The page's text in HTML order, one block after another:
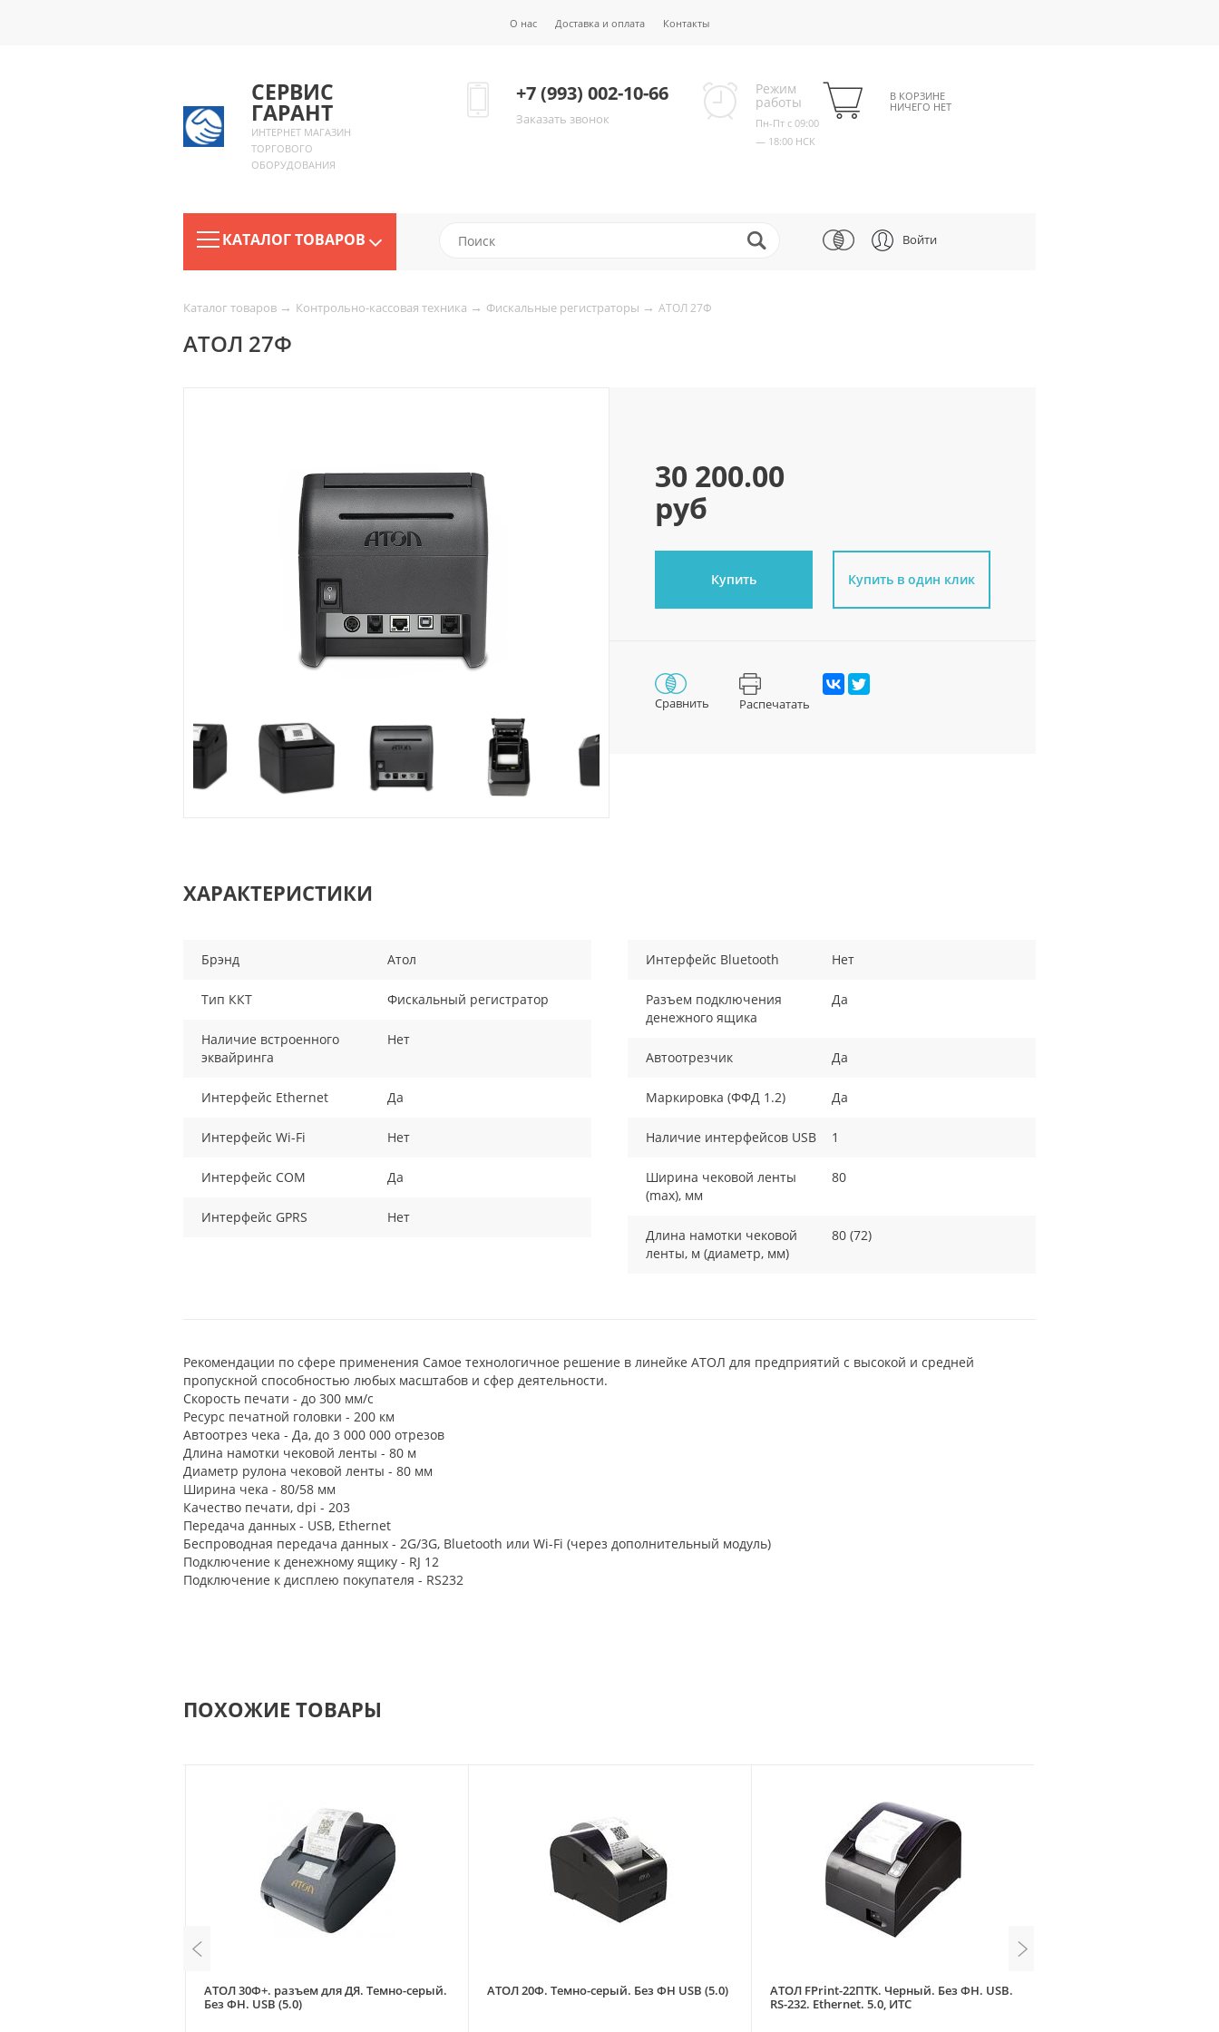
О нас Доставка и оплата Контакты
СЕРВИС
ГАРАНТ
ИНТЕРНЕТ МАГАЗИН
ТОРГОВОГО
ОБОРУДОВАНИЯ
+7 (993) 002-10-66
Заказать звонок
Режим
работы
Пн-Пт с 09:00
— 18:00 НСК
В КОРЗИНЕ
НИЧЕГО НЕТ
КАТАЛОГ ТОВАРОВ Войти
Каталог товаров → Контрольно-кассовая техника → Фискальные регистраторы → АТОЛ 27Ф
АТОЛ 27Ф
30 200.00
руб
Купить Купить в один клик
Сравнить Распечатать
ХАРАКТЕРИСТИКИ
Брэнд Атол
Тип ККТ Фискальный регистратор
Наличие встроенного
эквайринга
Нет
Интерфейс Ethernet Да
Интерфейс Wi-Fi Нет
Интерфейс COM Да
Интерфейс GPRS Нет
Интерфейс Bluetooth Нет
Разъем подключения
денежного ящика
Да
Автоотрезчик Да
Маркировка (ФФД 1.2) Да
Наличие интерфейсов USB 1
Ширина чековой ленты
(max), мм
80
Длина намотки чековой
ленты, м (диаметр, мм)
80 (72)
Рекомендации по сфере применения Самое технологичное решение в линейке АТОЛ для предприятий с высокой и средней
пропускной способностью любых масштабов и сфер деятельности.
Скорость печати - до 300 мм/с
Ресурс печатной головки - 200 км
Автоотрез чека - Да, до 3 000 000 отрезов
Длина намотки чековой ленты - 80 м
Диаметр рулона чековой ленты - 80 мм
Ширина чека - 80/58 мм
Качество печати, dpi - 203
Передача данных - USB, Ethernet
Беспроводная передача данных - 2G/3G, Bluetooth или Wi-Fi (через дополнительный модуль)
Подключение к денежному ящику - RJ 12
Подключение к дисплею покупателя - RS232
ПОХОЖИЕ ТОВАРЫ
АТОЛ 30Ф+. разъем для ДЯ. Темно-серый.
Без ФН. USB (5.0)
АТОЛ 20Ф. Темно-серый. Без ФН USB (5.0)
АТОЛ FPrint-22ПТК. Черный. Без ФН. USB.
RS-232. Ethernet. 5.0, ИТС